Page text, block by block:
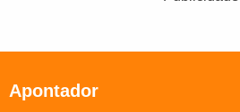
Apontador